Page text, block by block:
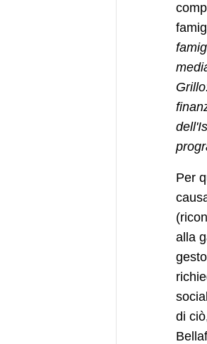
Per
alla
di